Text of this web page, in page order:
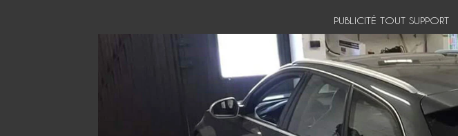
PUBLICITÉ TOUT SUPPORT